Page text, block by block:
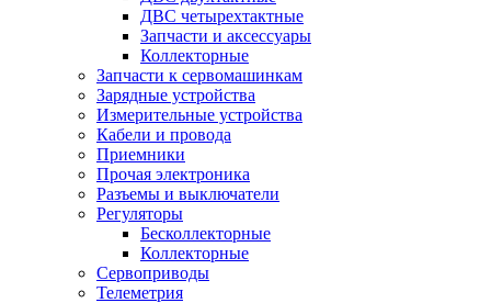
ДВС четырехтактные
Запчасти и аксессуары
Коллекторные
Запчасти к сервомашинкам
Зарядные устройства
Измерительные устройства
Кабели и провода
Приемники
Прочая электроника
Разъемы и выключатели
Регуляторы
Бесколлекторные
Коллекторные
Сервоприводы
Телеметрия